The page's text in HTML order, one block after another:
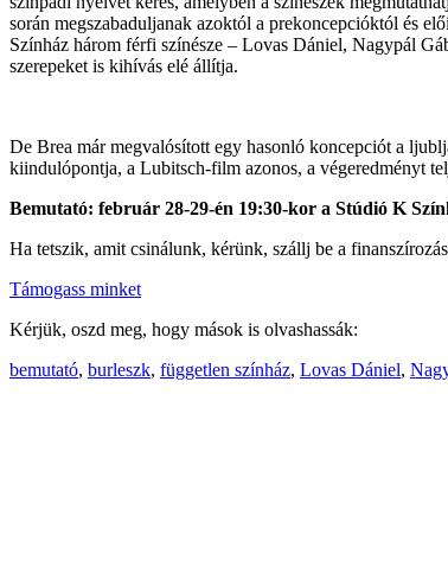
során megszabaduljanak azoktól a prekoncepcióktól és
Színház három férfi színésze – Lovas Dániel, Nagypál
szerepeket is kihívás elé állítja.
De Brea már megvalósított egy hasonló koncepciót a
kiindulópontja, a Lubitsch-film azonos, a végeredményt
Bemutató: február 28-29-én 19:30-kor a Stúdió K
Ha tetszik, amit csinálunk, kérünk, szállj be a
Támogass minket
Kérjük, oszd meg, hogy mások is olvashassák:
bemutató, burleszk, független színház, Lovas Dániel,